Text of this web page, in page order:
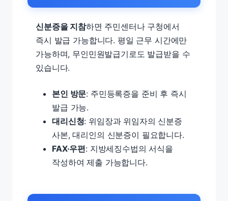
신분증을 지참하면 주민센터나 구청에서
즉시 발급 가능합니다. 평일 근무 시간에만
가능하며, 무인민원발급기로도 발급받을 수
있습니다.
본인 방문: 주민등록증을 준비 후 즉시
발급 가능.
대리신청: 위임장과 위임자의 신분증
사본, 대리인의 신분증이 필요합니다.
FAX·우편: 지방세징수법의 서식을
작성하여 제출 가능합니다.